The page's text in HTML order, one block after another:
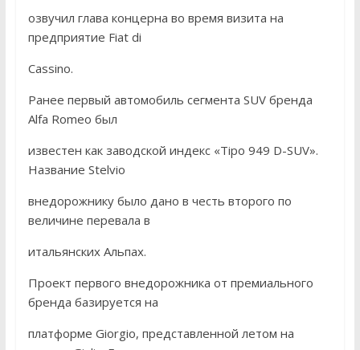
озвучил глава концерна во время визита на
предприятие Fiat di
Cassino.
Ранее первый автомобиль сегмента SUV бренда
Alfa Romeo был
известен как заводской индекс «Tipo 949 D-SUV».
Название Stelvio
внедорожнику было дано в честь второго по
величине перевала в
итальянских Альпах.
Проект первого внедорожника от премиального
бренда базируется на
платформе Giorgio, представленной летом на